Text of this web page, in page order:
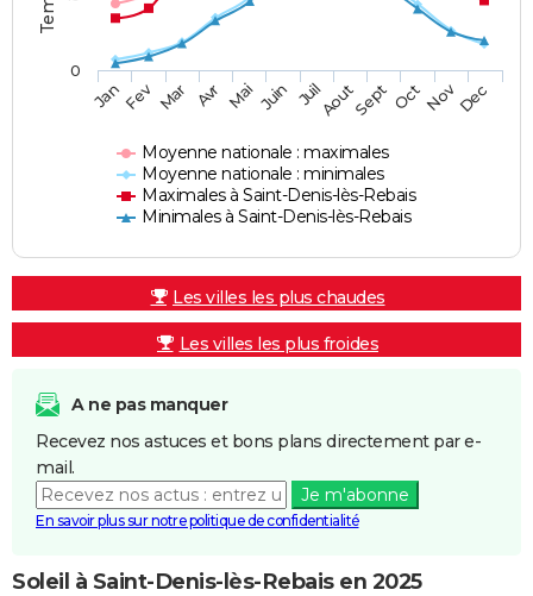
Moyenne nationale : maximales
Moyenne nationale : minimales
Maximales à Saint-Denis-lès-Rebais
Minimales à Saint-Denis-lès-Rebais
JanFev Mar Avr Mai Juin JuilAoutSept OctNovDec
0
Les villes les plus chaudes
Les villes les plus froides
A ne pas manquer
Recevez nos astuces et bons plans directement par e-
mail.
Je m'abonne
En savoir plus sur notre politique de confidentialité
Soleil à Saint-Denis-lès-Rebais en 2025